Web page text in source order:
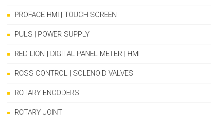
PROFACE HMI | TOUCH SCREEN
PULS | POWER SUPPLY
RED LION | DIGITAL PANEL METER | HMI
ROSS CONTROL | SOLENOID VALVES
ROTARY ENCODERS
ROTARY JOINT